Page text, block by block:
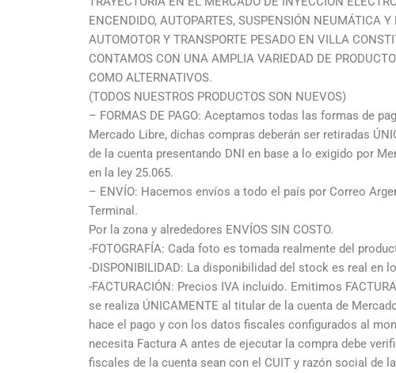
ENCENDIDO, AUTOPARTES, SUSPENSIÓN NEUMÁTICA
AUTOMOTOR Y TRANSPORTE PESADO EN VILLA
CONTAMOS CON UNA AMPLIA VARIEDAD DE
COMO ALTERNATIVOS.
(TODOS NUESTROS PRODUCTOS SON NUEVOS)
– FORMAS DE PAGO: Aceptamos todas las formas de
Mercado Libre, dichas compras deberán ser retiradas
de la cuenta presentando DNI en base a lo exigido por
en la ley 25.065.
– ENVÍO: Hacemos envíos a todo el país por Correo
Terminal.
Por la zona y alrededores ENVÍOS SIN COSTO.
-FOTOGRAFÍA: Cada foto es tomada realmente del
-DISPONIBILIDAD: La disponibilidad del stock es real en
-FACTURACIÓN: Precios IVA incluido. Emitimos
se realiza ÚNICAMENTE al titular de la cuenta de
hace el pago y con los datos fiscales configurados al
necesita Factura A antes de ejecutar la compra debe
fiscales de la cuenta sean con el CUIT y razón social de